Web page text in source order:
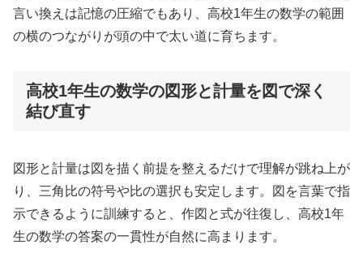
言い換えは記憶の圧縮でもあり、高校1年生の数学の範囲
の横のつながりが頭の中で太い道に育ちます。
高校1年生の数学の図形と計量を図で深く
結び直す
図形と計量は図を描く前提を整えるだけで理解が跳ね上が
り、三角比の符号や比の選択も安定します。図を言葉で指
示できるように訓練すると、作図と式が往復し、高校1年
生の数学の答案の一貫性が自然に高まります。